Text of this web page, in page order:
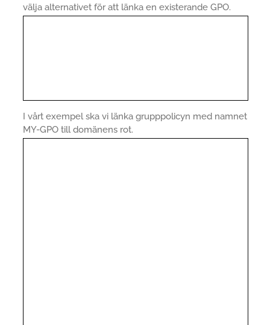
välja alternativet för att länka en existerande GPO.
I vårt exempel ska vi länka grupppolicyn med namnet
MY-GPO till domänens rot.